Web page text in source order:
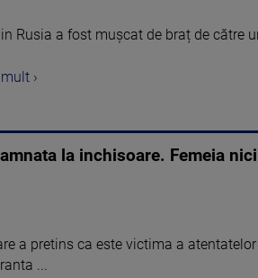
Rusia a fost mușcat de braț de către
›
la inchisoare. Femeia
a pretins ca este victima a
...